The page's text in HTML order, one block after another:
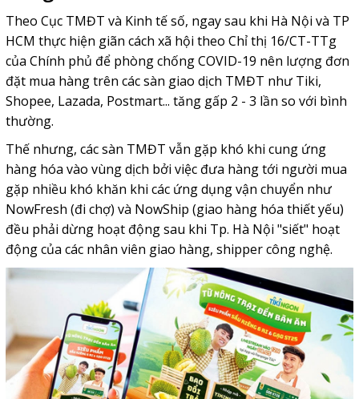
Theo Cục TMĐT và Kinh tế số, ngay sau khi Hà Nội và TP
HCM thực hiện giãn cách xã hội theo Chỉ thị 16/CT-TTg
của Chính phủ để phòng chống COVID-19 nên lượng đơn
đặt mua hàng trên các sàn giao dịch TMĐT như Tiki,
Shopee, Lazada, Postmart... tăng gấp 2 - 3 lần so với bình
thường.
Thế nhưng, các sàn TMĐT vẫn gặp khó khi cung ứng
hàng hóa vào vùng dịch bởi việc đưa hàng tới người mua
gặp nhiều khó khăn khi các ứng dụng vận chuyển như
NowFresh (đi chợ) và NowShip (giao hàng hóa thiết yếu)
đều phải dừng hoạt động sau khi Tp. Hà Nội "siết" hoạt
động của các nhân viên giao hàng, shipper công nghệ.